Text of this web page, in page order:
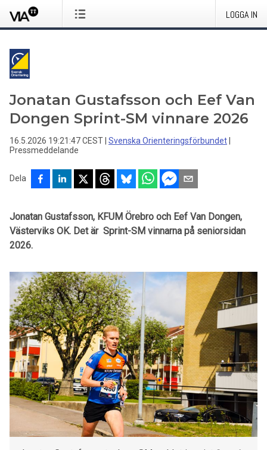
LOGGA IN
Jonatan Gustafsson och Eef Van
Dongen Sprint-SM vinnare 2026
16.5.2026 19:21:47 CEST Svenska Orienteringsförbundet
Pressmeddelande
Dela
Jonatan Gustafsson, KFUM Örebro och Eef Van Dongen,
Västerviks OK. Det är Sprint-SM vinnarna på seniorsidan
2026.